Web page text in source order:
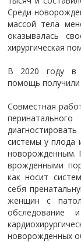
Среди
массой тела
оказывалась
хирургическая
В 2020 году в
помощь
Совместная
системы у плода
новорожденным.
врожденными
как носит
себя
женщин с
обследование
новорожденных